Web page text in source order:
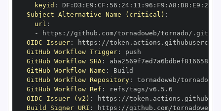
keyid : DF : D3 : E9 : CF : 56 : 24: 11 : 96 : F9 : A8 : D8 : E9 : 28
Subject Alternative Name (critical) :
url :
-
https :
OIDC Issuer: https :
GitHub Workflow Trigger:
GitHub Workflow SHA:
GitHub Workflow Name :
GitHub Workflow Repository:
GitHub Workflow Ref :
OIDC Issuer (v2) : https :
Build Signer URI : https :